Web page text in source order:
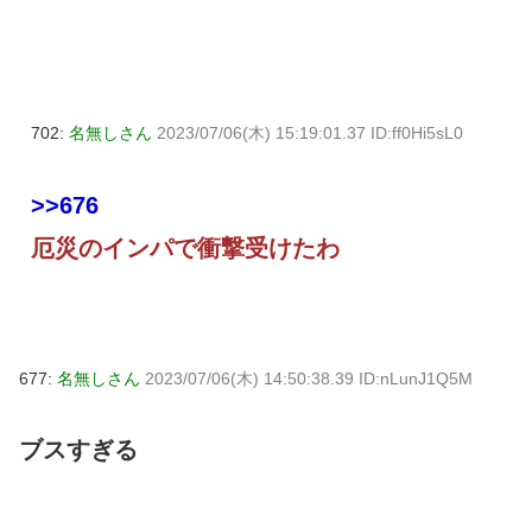
702: 名無しさん 2023/07/06(木) 15:19:01.37 ID:ff0Hi5sL0
>>676
厄災のインパで衝撃受けたわ
677: 名無しさん 2023/07/06(木) 14:50:38.39 ID:nLunJ1Q5M
ブスすぎる